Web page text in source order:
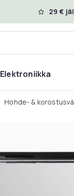
29 €
Elektroniikka
Hohde- &